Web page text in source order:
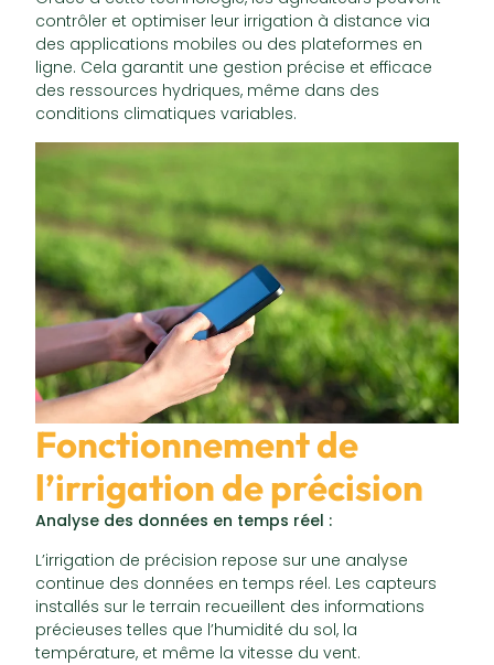
contrôler et optimiser leur irrigation à distance via
des applications mobiles ou des plateformes en
ligne. Cela garantit une gestion précise et efficace
des ressources hydriques, même dans des
conditions climatiques variables.
Fonctionnement de
l’irrigation de précision
Analyse des données en temps réel :
L’irrigation de précision repose sur une analyse
continue des données en temps réel. Les capteurs
installés sur le terrain recueillent des informations
précieuses telles que l’humidité du sol, la
température, et même la vitesse du vent.